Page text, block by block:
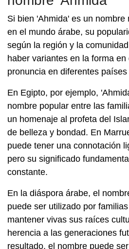
Si bien 'Ahmida' es un nombre
en el mundo árabe, su
según la región y la
haber variantes en la forma
pronuncia en diferentes países
En Egipto, por ejemplo,
nombre popular entre las
un homenaje al profeta del
de belleza y bondad. En
puede tener una connotación
pero su significado
constante.
En la diáspora árabe, el
puede ser utilizado por
mantener vivas sus raíces
herencia a las generaciones
resultado, el nombre puede